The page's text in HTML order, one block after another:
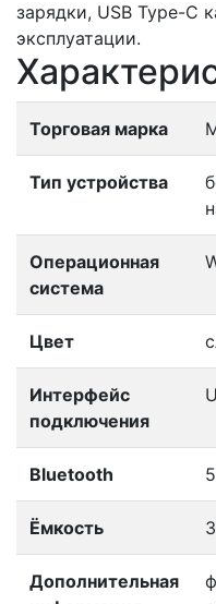
зарядки, USB Type-C
эксплуатации.
Торговая марка
Тип устройства
Операционная
система
Цвет
Интерфейс
подключения
Bluetooth
Ёмкость
Дополнительная